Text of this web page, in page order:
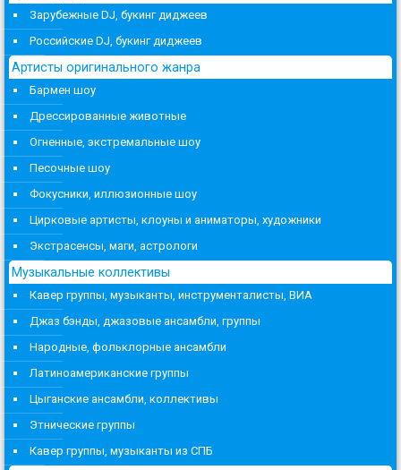
Зарубежные DJ, букинг диджеев
Российские DJ, букинг диджеев
Артисты оригинального жанра
Бармен шоу
Дрессированные животные
Огненные, экстремальные шоу
Песочные шоу
Фокусники, иллюзионные шоу
Цирковые артисты, клоуны и аниматоры, художники
Экстрасенсы, маги, астрологи
Музыкальные коллективы
Кавер группы, музыканты, инструменталисты, ВИА
Джаз бэнды, джазовые ансамбли, группы
Народные, фольклорные ансамбли
Латиноамериканские группы
Цыганские ансамбли, коллективы
Этнические группы
Кавер группы, музыканты из СПБ